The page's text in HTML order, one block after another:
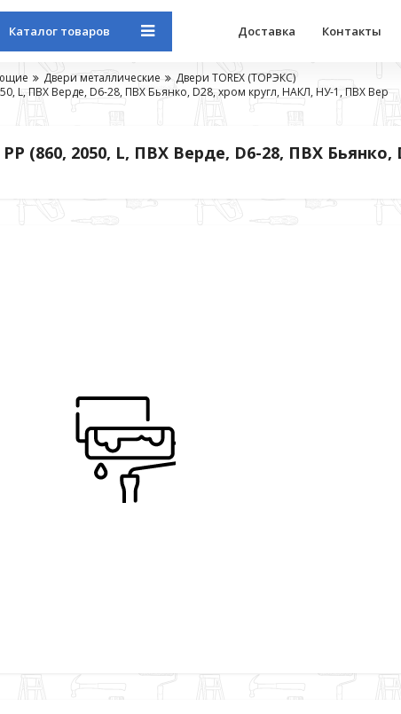
Каталог товаров Доставка Контакты
Двери металлические
Двери TOREX (ТОРЭКС)
L, ПВХ Верде, D6-28, ПВХ Бьянко, D28, хром кругл, НАКЛ, НУ-1, ПВХ Вер
PP (860, 2050, L, ПВХ Верде, D6-28, ПВХ